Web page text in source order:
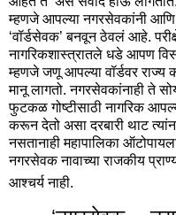
म्हणजे आपल्या नगरसेवकांनी
‘वॉर्डसेवक’ बनवून ठेवलं आहे.
नागरिकशास्त्रातले धडे आपण
म्हणजे जणू आपल्या वॉर्डवर
मानू लागतो. नगरसेवकांनाही ते
फुटकळ गोष्टीसाठी नागरिक
करून देतो असा दरबारी थाट
नसतानाही महापालिका
नगरसेवक नावाच्या राजकीय
आश्चर्य नाही.